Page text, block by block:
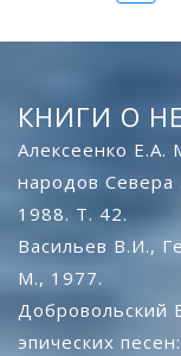
КНИГИ О
Алексеенко Е.А.
народов
1988. Т. 42.
Васильев В.И.,
М., 1977.
Добровольский
эпических